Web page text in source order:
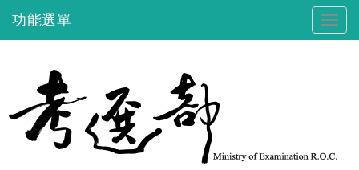
容
功能選單